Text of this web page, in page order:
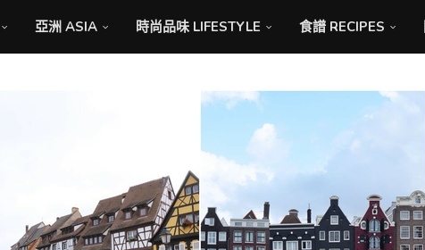
亞洲 ASIA 時尚品味 LIFESTYLE 食譜 RECIPES